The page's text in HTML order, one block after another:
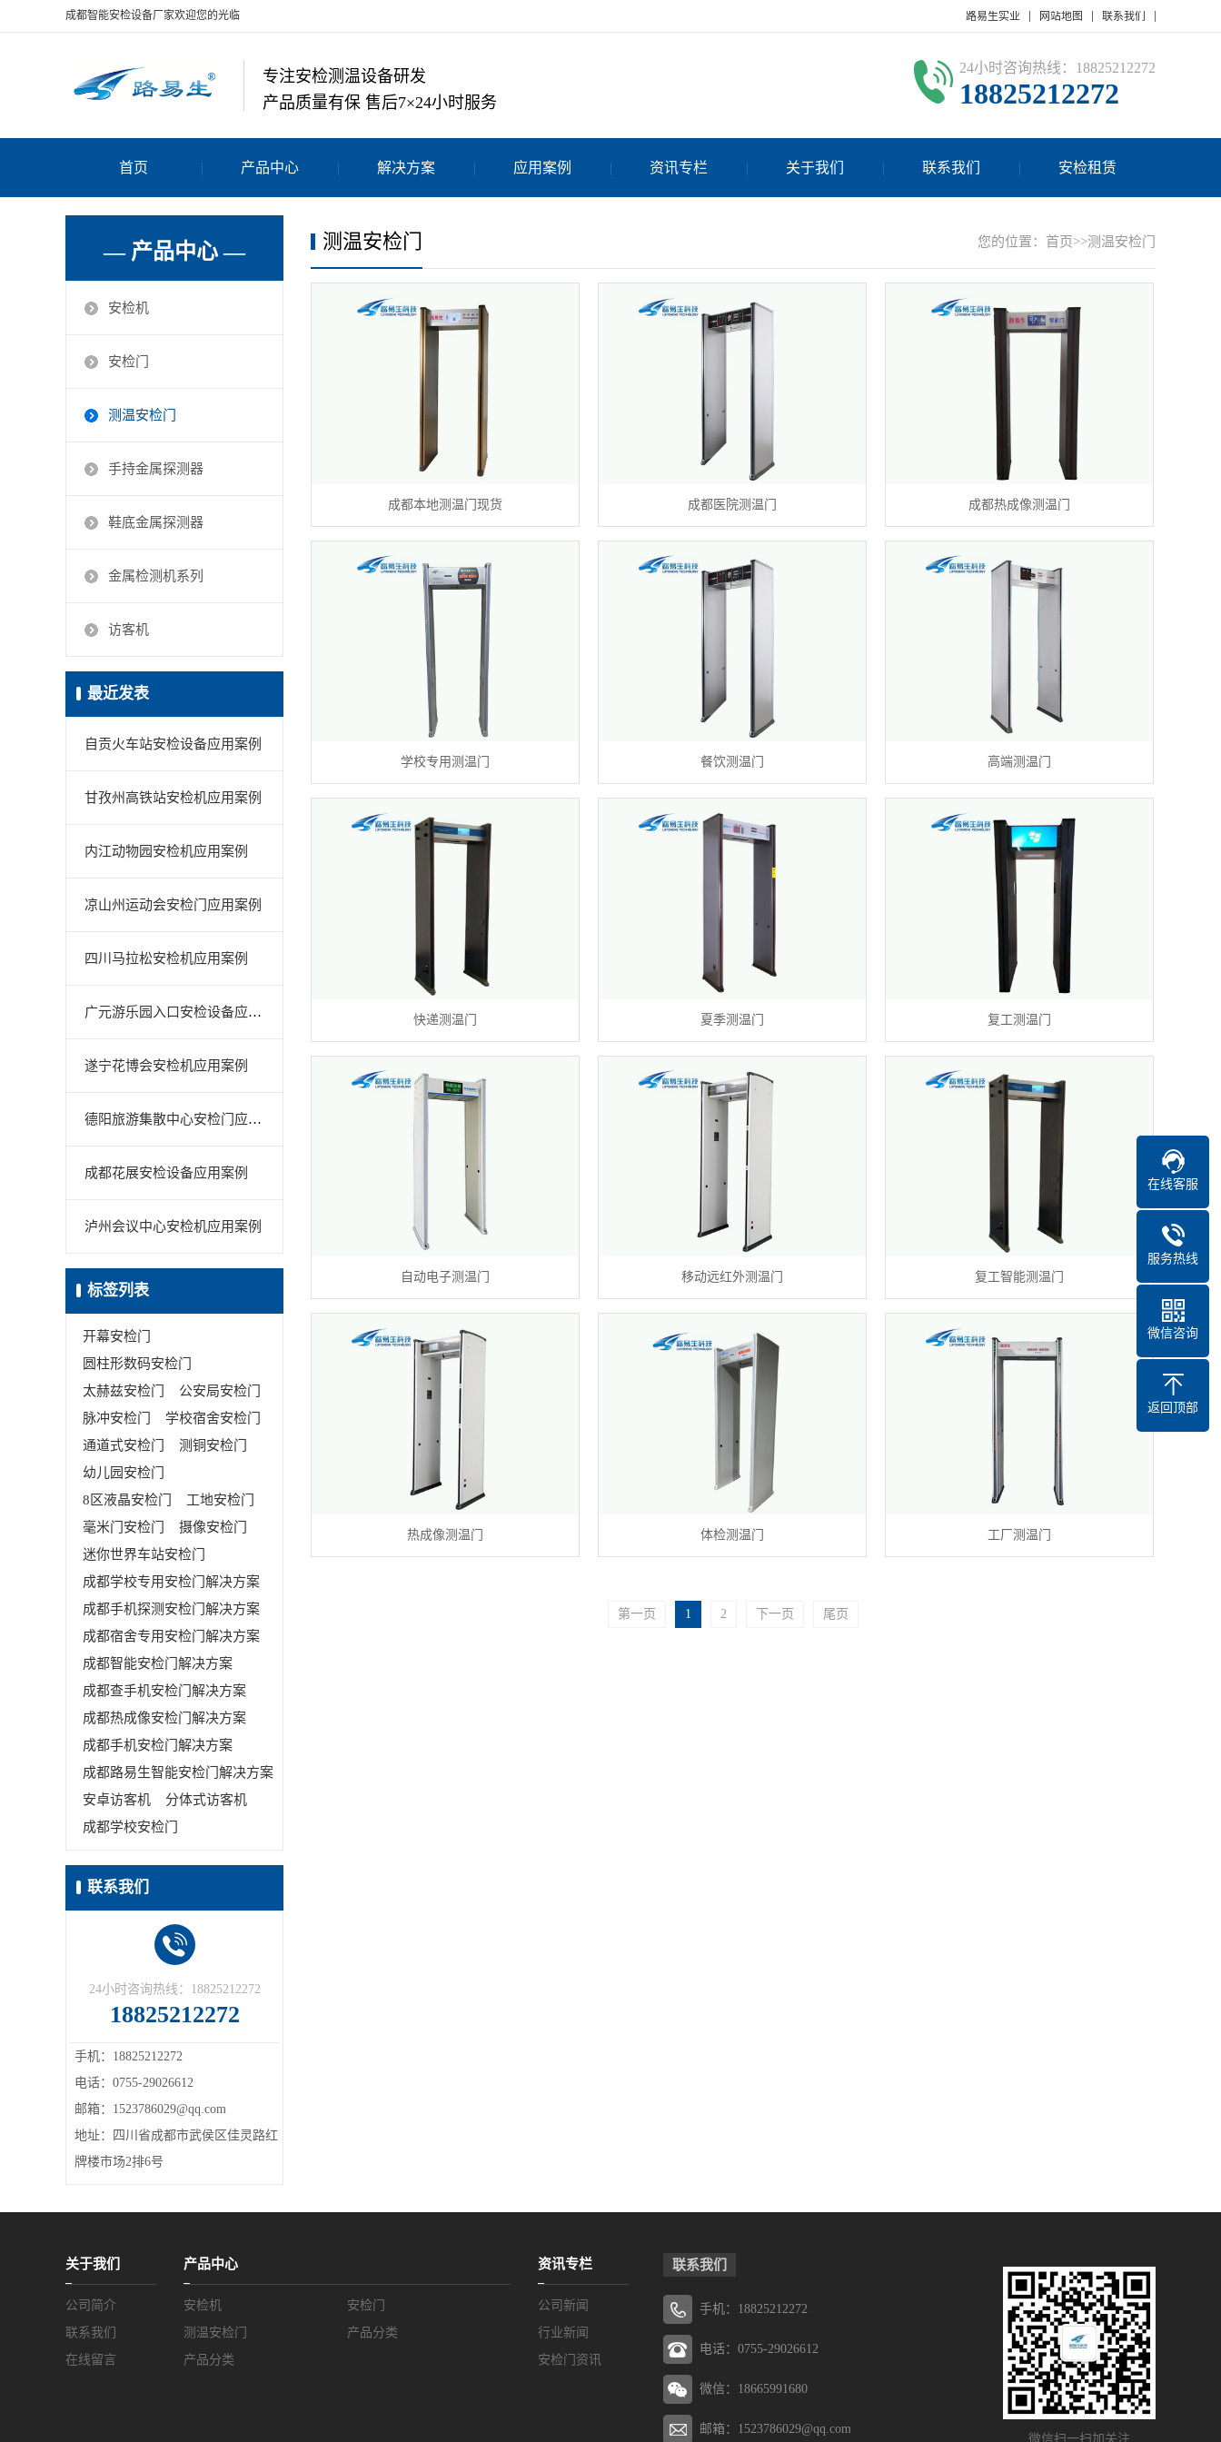
成都智能安检设备厂家欢迎您的光临 路易生实业 网站地图 联系我们
专注安检测温设备研发
产品质量有保 售后7×24小时服务
24小时咨询热线：18825212272
18825212272
首页 产品中心 解决方案 应用案例 资讯专栏 关于我们 联系我们 安检租赁
— 产品中心 —
安检机
安检门
测温安检门
手持金属探测器
鞋底金属探测器
金属检测机系列
访客机
最近发表
自贡火车站安检设备应用案例
甘孜州高铁站安检机应用案例
内江动物园安检机应用案例
凉山州运动会安检门应用案例
四川马拉松安检机应用案例
广元游乐园入口安检设备应用案例
遂宁花博会安检机应用案例
德阳旅游集散中心安检门应用案例
成都花展安检设备应用案例
泸州会议中心安检机应用案例
标签列表
开幕安检门
圆柱形数码安检门
太赫兹安检门
公安局安检门
脉冲安检门
学校宿舍安检门
通道式安检门
测铜安检门
幼儿园安检门
8区液晶安检门
工地安检门
毫米门安检门
摄像安检门
迷你世界车站安检门
成都学校专用安检门解决方案
成都手机探测安检门解决方案
成都宿舍专用安检门解决方案
成都智能安检门解决方案
成都查手机安检门解决方案
成都热成像安检门解决方案
成都手机安检门解决方案
成都路易生智能安检门解决方案
安卓访客机
分体式访客机
成都学校安检门
联系我们
24小时咨询热线：18825212272
18825212272
手机：18825212272
电话：0755-29026612
邮箱：1523786029@qq.com
地址：四川省成都市武侯区佳灵路红
牌楼市场2排6号
您的位置： 首页>>测温安检门
测温安检门
成都本地测温门现货 成都医院测温门 成都热成像测温门
学校专用测温门 餐饮测温门 高端测温门
快递测温门 夏季测温门 复工测温门
自动电子测温门 移动远红外测温门 复工智能测温门
热成像测温门 体检测温门 工厂测温门
第一页 1 2 下一页 尾页
关于我们
公司简介
联系我们
在线留言
产品中心
安检机
安检门
测温安检门
产品分类
产品分类
资讯专栏
公司新闻
行业新闻
安检门资讯
微信扫一扫加关注
联系我们
手机：18825212272
电话：0755-29026612
微信：18665991680
邮箱：1523786029@qq.com
在线客服
服务热线
微信咨询
返回顶部